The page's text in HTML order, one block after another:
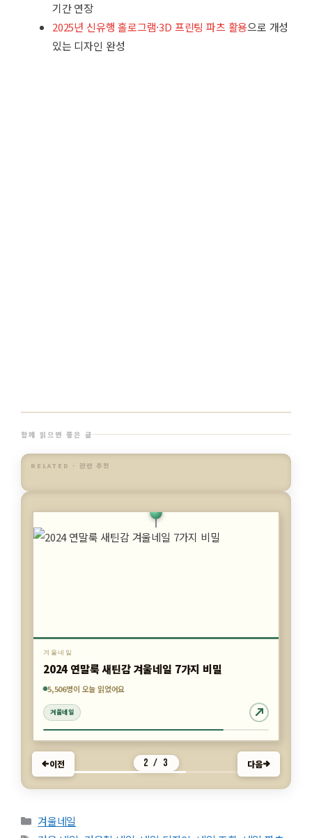
기간 연장
2025년 신유행 홀로그램·3D 프린팅 파츠 활용으로 개성
있는 디자인 완성
함께 읽으면 좋은 글
RELATED · 관련 추천
5,732명이 오늘 읽었어요
겨울네일
겨울네일
2024 연말룩 새틴감 겨울네일 7가지 비밀
5,506명이 오늘 읽었어요
겨울네일
2,528명이 오늘 읽었어요
겨울네일
이전 2 / 3 다음
카테고리
겨울네일